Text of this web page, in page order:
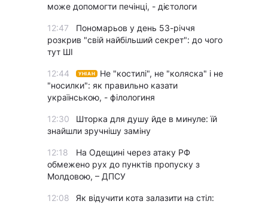
може допомогти печінці, - дієтологи
12:47
Пономарьов у день 53-річчя
розкрив "свій найбільший секрет": до чого
тут ШІ
12:44 УНІАН
Не "костилі", не "коляска" і не
"носилки": як правильно казати
українською, - філологиня
12:30
Шторка для душу йде в минуле: їй
знайшли зручнішу заміну
12:18
На Одещині через атаку РФ
обмежено рух до пунктів пропуску з
Молдовою, – ДПСУ
12:08
Як відучити кота залазити на стіл: